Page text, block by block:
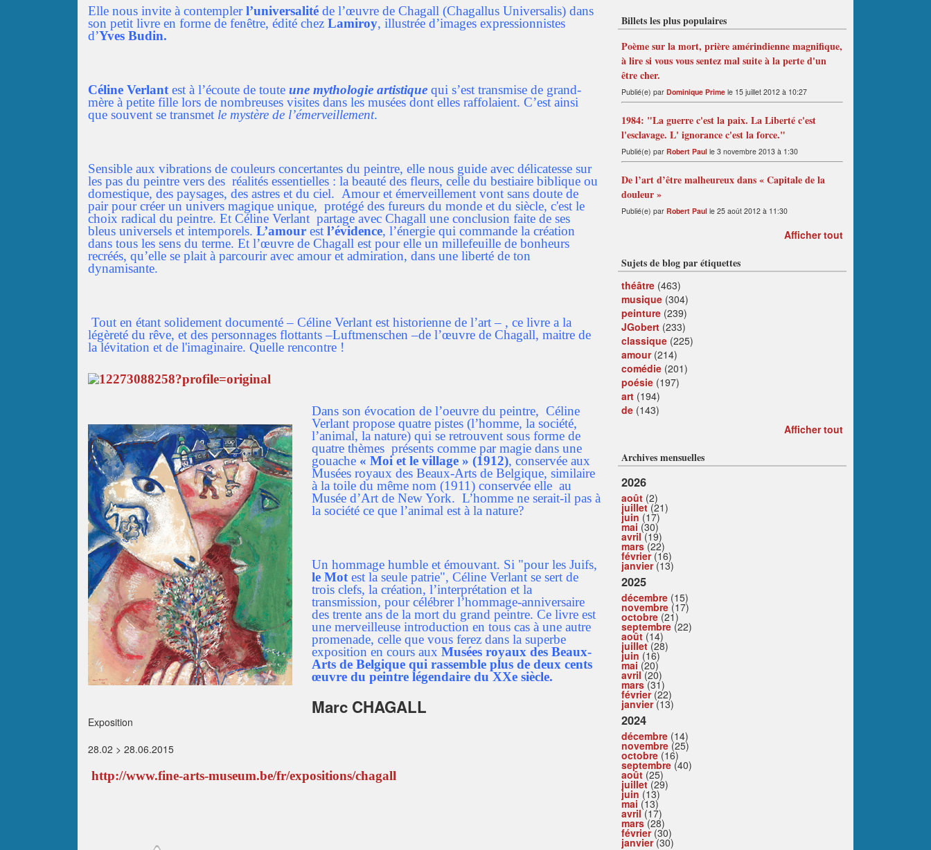
Elle nous invite à contemplerl’universalité de l’œuvre de Chagall (Chagallus Universalis) dans
son petit livre en forme de fenêtre, édité chez Lamiroy, illustrée d’images expressionnistes
d’Yves Budin.
Céline Verlant est à l’écoute de toute une mythologie artistique qui s’est transmise de grand-
mère à petite fille lors de nombreuses visites dans les musées dont elles raffolaient. C’est ainsi
que souvent se transmet le mystère de l’émerveillement.
Sensible aux vibrations de couleurs concertantes du peintre, elle nous guide avec délicatesse sur
les pas du peintre vers des réalités essentielles : la beauté des fleurs, celle du bestiaire biblique ou
domestique, des paysages, des astres et du ciel. Amour et émerveillement vont sans doute de
pair pour créer un univers magique unique, protégé des fureurs du monde et du siècle, c'est le
choix radical du peintre. Et Céline Verlant partage avec Chagall une conclusion faite de ses
bleus universels et intemporels. L’amour est l’évidence, l’énergie qui commande la création
dans tous les sens du terme. Et l’œuvre de Chagall est pour elle un millefeuille de bonheurs
recréés, qu’elle se plait à parcourir avec amour et admiration, dans une liberté de ton
dynamisante.
Tout en étant solidement documenté – Céline Verlant est historienne de l’art – , ce livre a la
légèreté du rêve, et des personnages flottants –Luftmenschen –de l’œuvre de Chagall, maitre de
la lévitation et de l'imaginaire. Quelle rencontre !
Dans son évocation de l’oeuvre du peintre, Céline
Verlant propose quatre pistes (l’homme, la société,
l’animal, la nature) qui se retrouvent sous forme de
quatre thèmes présents comme par magie dans une
gouache « Moi et le village » (1912), conservée aux
Musées royaux des Beaux-Arts de Belgique, similaire
à la toile du même nom (1911) conservée elle au
Musée d’Art de New York. L’homme ne serait-il pas à
la société ce que l’animal est à la nature?
Un hommage humble et émouvant. Si "pour les Juifs,
le Mot est la seule patrie", Céline Verlant se sert de
trois clefs, la création, l’interprétation et la
transmission, pour célébrer l’hommage-anniversaire
des trente ans de la mort du grand peintre. Ce livre est
une merveilleuse introduction en tous cas à une autre
promenade, celle que vous ferez dans la superbe
exposition en cours aux Musées royaux des Beaux-
Arts de Belgique qui rassemble plus de deux cents
œuvre du peintre légendaire du XXe siècle.
Marc CHAGALL
Exposition
28.02 > 28.06.2015
http://www.fine-arts-museum.be/fr/expositions/chagall
Billets les plus populaires
Poème sur la mort, prière amérindienne magnifique,
à lire si vous vous sentez mal suite à la perte d'un
être cher.
Publié(e) par Dominique Prime le 15 juillet 2012 à 10:27
1984: "La guerre c'est la paix. La Liberté c'est
l'esclavage. L' ignorance c'est la force."
Publié(e) par Robert Paul le 3 novembre 2013 à 1:30
De l’art d’être malheureux dans « Capitale de la
douleur »
Publié(e) par Robert Paul le 25 août 2012 à 11:30
Afficher tout
Sujets de blog par étiquettes
théâtre (463)
musique (304)
peinture (239)
JGobert (233)
classique (225)
amour(214)
comédie (201)
poésie (197)
art (194)
de (143)
Afficher tout
Archives mensuelles
2026
août (2)
juillet(21)
juin (17)
mai (30)
avril(19)
mars(22)
février(16)
janvier(13)
2025
décembre (15)
novembre (17)
octobre (21)
septembre (22)
août (14)
juillet(28)
juin (16)
mai (20)
avril(20)
mars(31)
février(22)
janvier(13)
2024
décembre (14)
novembre (25)
octobre (16)
septembre (40)
août (25)
juillet(29)
juin (13)
mai (13)
avril(17)
mars(28)
février(30)
janvier(30)